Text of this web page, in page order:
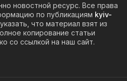
новостной ресурс. Все права
по публикациям kyiv-
что материал взят из
копирование статьи
со ссылкой на наш сайт.